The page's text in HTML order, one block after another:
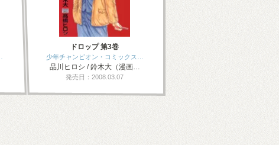
ドロップ 第3巻
少年チャンピオン・コミックス…
品川ヒロシ / 鈴木大（漫画…
発売日：2008.03.07